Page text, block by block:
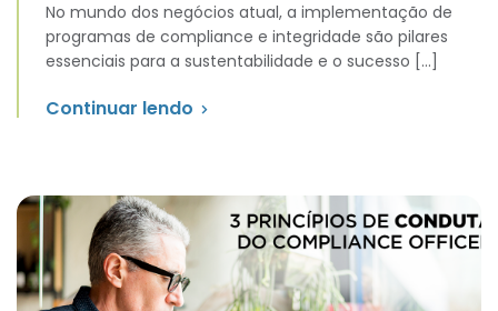
No mundo dos negócios atual, a implementação de
programas de compliance e integridade são pilares
essenciais para a sustentabilidade e o sucesso […]
Continuar lendo